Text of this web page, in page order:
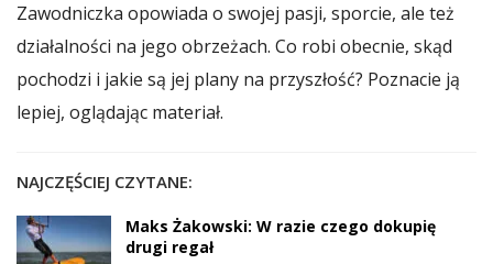
Zawodniczka opowiada o swojej pasji, sporcie, ale też
działalności na jego obrzeżach. Co robi obecnie, skąd
pochodzi i jakie są jej plany na przyszłość? Poznacie ją
lepiej, oglądając materiał.
NAJCZĘŚCIEJ CZYTANE:
Maks Żakowski: W razie czego dokupię
drugi regał